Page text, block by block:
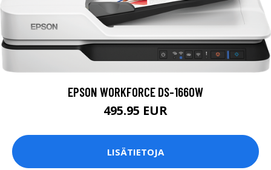
EPSON WORKFORCE DS-1660W
495.95 EUR
LISÄTIETOJA